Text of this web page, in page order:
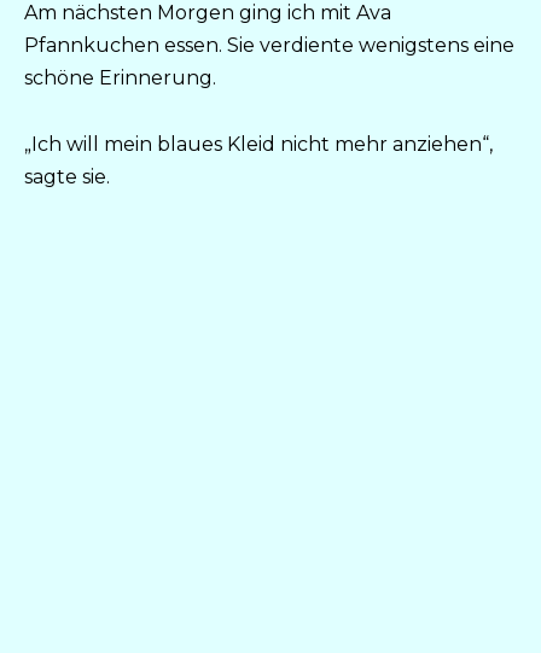
Am nächsten Morgen ging ich mit Ava
Pfannkuchen essen. Sie verdiente wenigstens eine
schöne Erinnerung.
„Ich will mein blaues Kleid nicht mehr anziehen“,
sagte sie.